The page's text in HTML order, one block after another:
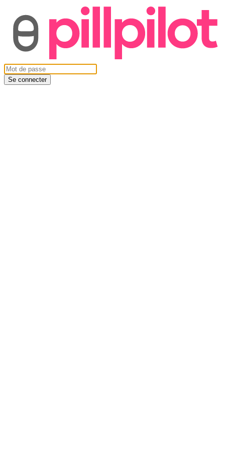
Se connecter